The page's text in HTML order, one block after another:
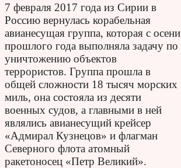
7 февраля 2017 года из Сирии в
Россию вернулась корабельная
авианесущая группа, которая с осени
прошлого года выполняла задачу по
уничтожению объектов
террористов. Группа прошла в
общей сложности 18 тысяч морских
миль, она состояла из десяти
военных судов, а главными в ней
являлись авианесущий крейсер
«Адмирал Кузнецов» и флагман
Северного флота атомный
ракетоносец «Петр Великий».